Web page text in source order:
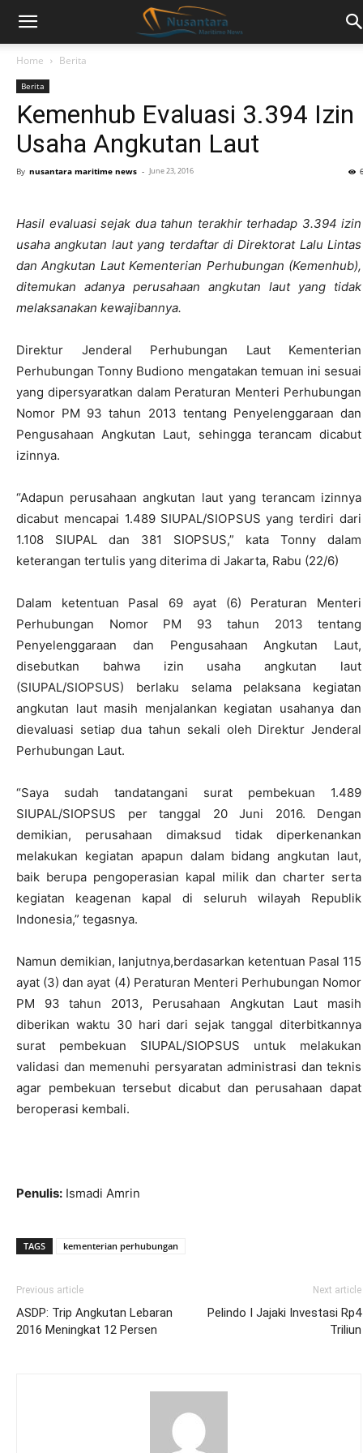
Home Berita
Berita
Kemenhub Evaluasi 3.394 Izin
Usaha Angkutan Laut
By nusantara maritime news - June 23, 2016
Hasil evaluasi sejak dua tahun terakhir terhadap 3.394 izin
usaha angkutan laut yang terdaftar di Direktorat Lalu Lintas
dan Angkutan Laut Kementerian Perhubungan (Kemenhub),
ditemukan adanya perusahaan angkutan laut yang tidak
melaksanakan kewajibannya.
Direktur Jenderal Perhubungan Laut Kementerian
Perhubungan Tonny Budiono mengatakan temuan ini sesuai
yang dipersyaratkan dalam Peraturan Menteri Perhubungan
Nomor PM 93 tahun 2013 tentang Penyelenggaraan dan
Pengusahaan Angkutan Laut, sehingga terancam dicabut
izinnya.
“Adapun perusahaan angkutan laut yang terancam izinnya
dicabut mencapai 1.489 SIUPAL/SIOPSUS yang terdiri dari
1.108 SIUPAL dan 381 SIOPSUS,” kata Tonny dalam
keterangan tertulis yang diterima di Jakarta, Rabu (22/6)
Dalam ketentuan Pasal 69 ayat (6) Peraturan Menteri
Perhubungan Nomor PM 93 tahun 2013 tentang
Penyelenggaraan dan Pengusahaan Angkutan Laut,
disebutkan bahwa izin usaha angkutan laut
(SIUPAL/SIOPSUS) berlaku selama pelaksana kegiatan
angkutan laut masih menjalankan kegiatan usahanya dan
dievaluasi setiap dua tahun sekali oleh Direktur Jenderal
Perhubungan Laut.
“Saya sudah tandatangani surat pembekuan 1.489
SIUPAL/SIOPSUS per tanggal 20 Juni 2016. Dengan
demikian, perusahaan dimaksud tidak diperkenankan
melakukan kegiatan apapun dalam bidang angkutan laut,
baik berupa pengoperasian kapal milik dan charter serta
kegiatan keagenan kapal di seluruh wilayah Republik
Indonesia,” tegasnya.
Namun demikian, lanjutnya,berdasarkan ketentuan Pasal 115
ayat (3) dan ayat (4) Peraturan Menteri Perhubungan Nomor
PM 93 tahun 2013, Perusahaan Angkutan Laut masih
diberikan waktu 30 hari dari sejak tanggal diterbitkannya
surat pembekuan SIUPAL/SIOPSUS untuk melakukan
validasi dan memenuhi persyaratan administrasi dan teknis
agar pembekuan tersebut dicabut dan perusahaan dapat
beroperasi kembali.
Penulis: Ismadi Amrin
TAGS kementerian perhubungan
Previous article
ASDP: Trip Angkutan Lebaran
2016 Meningkat 12 Persen
Next article
Pelindo I Jajaki Investasi Rp4
Triliun